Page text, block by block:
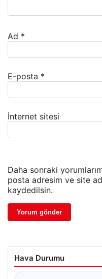
Ad *
E-posta *
İnternet sitesi
Daha sonraki
posta adresim ve site
kaydedilsin.
Hava Durumu